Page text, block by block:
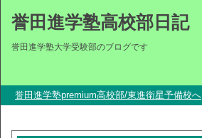
誉田進学塾高校部日記
誉田進学塾大学受験部のブログです
誉田進学塾premium高校部/東進衛星予備校へ